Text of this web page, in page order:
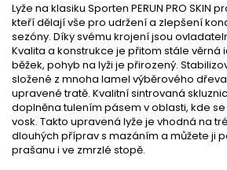
Lyže na klasiku Sporten PERUN PRO SKIN
kteří dělají vše pro udržení a zlepšení
sezóny. Díky svému krojení jsou
Kvalita a konstrukce je přitom stále věrná
běžek, pohyb na lyži je přirozený.
složené z mnoha lamel výběrového
upravené tratě. Kvalitní sintrovaná
doplněna tulením pásem v oblasti, kde
vosk. Takto upravená lyže je vhodná na
dlouhých příprav s mazáním a můžete ji
prašanu i ve zmrzlé stopě.